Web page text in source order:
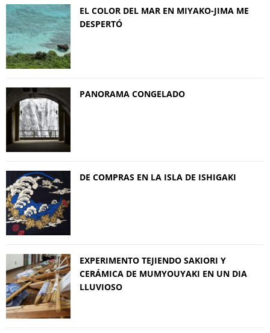
EL COLOR DEL MAR EN MIYAKO-JIMA ME
DESPERTÓ
PANORAMA CONGELADO
DE COMPRAS EN LA ISLA DE ISHIGAKI
EXPERIMENTO TEJIENDO SAKIORI Y
CERÁMICA DE MUMYOUYAKI EN UN DIA
LLUVIOSO